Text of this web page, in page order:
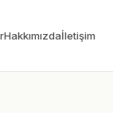
Hakkımızdaİletişim